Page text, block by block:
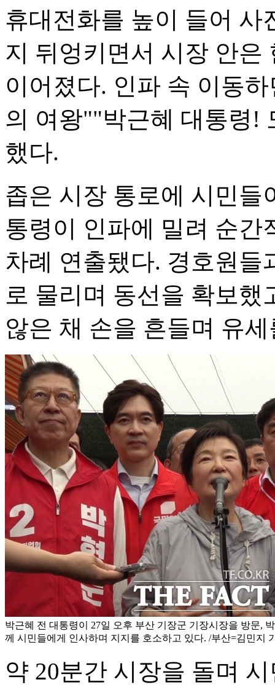
휴대전화를 높이 들어 사
지 뒤엉키면서 시장 안은
이어졌다. 인파 속 이동
의 여왕""박근혜 대통령!
했다.
좁은 시장 통로에 시민들
통령이 인파에 밀려 순간
차례 연출됐다. 경호원들
로 물리며 동선을 확보했
않은 채 손을 흔들며 유
박근혜 전 대통령이 27일 오후 부산 기장군 기장시장을 방문,
께 시민들에게 인사하며 지지를 호소하고 있다. /부산=김민지
약 20분간 시장을 돌며